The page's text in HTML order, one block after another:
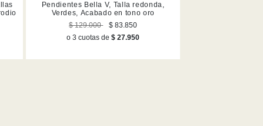
Pendientes Bella V, Talla redonda,
Verdes, Acabado en tono oro
$ 129.000
$ 83.850
o 3 cuotas de$ 27.950